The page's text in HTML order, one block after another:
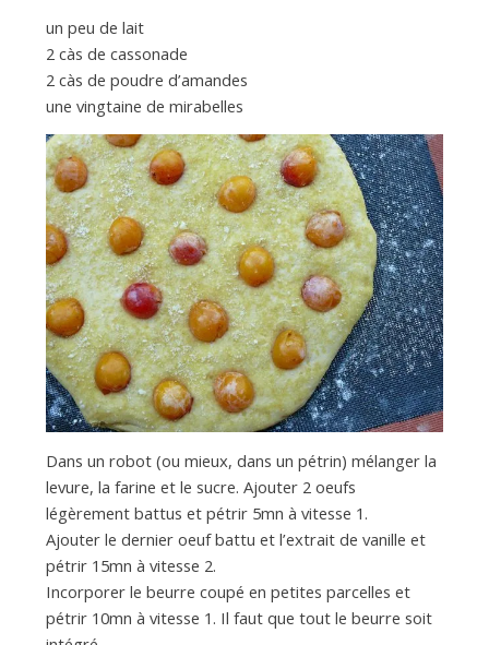
un peu de lait
2 càs de cassonade
2 càs de poudre d’amandes
une vingtaine de mirabelles
Dans un robot (ou mieux, dans un pétrin) mélanger la
levure, la farine et le sucre. Ajouter 2 oeufs
légèrement battus et pétrir 5mn à vitesse 1.
Ajouter le dernier oeuf battu et l’extrait de vanille et
pétrir 15mn à vitesse 2.
Incorporer le beurre coupé en petites parcelles et
pétrir 10mn à vitesse 1. Il faut que tout le beurre soit